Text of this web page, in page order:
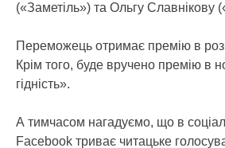
(«Заметіль») та Ольгу Славнікову
Переможець отримає премію в
Крім того, буде вручено премію в
гідність».
А тимчасом нагадуємо, що в
Facebook триває читацьке